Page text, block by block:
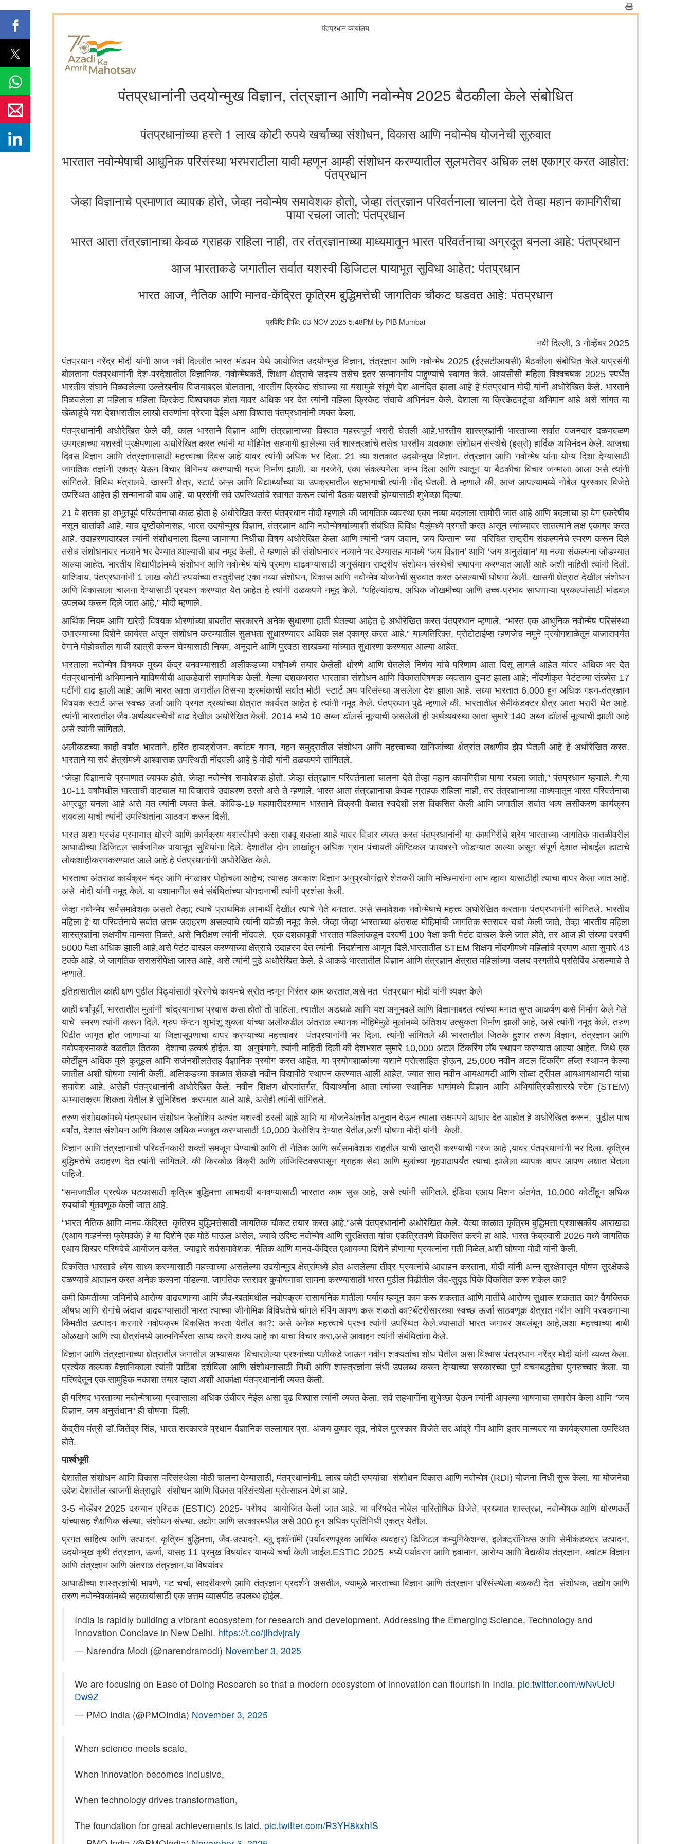
पंतप्रधान कार्यालय
पंतप्रधानांनी उदयोन्मुख विज्ञान, तंत्रज्ञान आणि नवोन्मेष 2025 बैठकीला केले संबोधित
पंतप्रधानांच्या हस्ते 1 लाख कोटी रुपये खर्चाच्या संशोधन, विकास आणि नवोन्मेष योजनेची सुरुवात
भारतात नवोन्मेषाची आधुनिक परिसंस्था भरभराटीला यावी म्हणून आम्ही संशोधन करण्यातील सुलभतेवर अधिक लक्ष एकाग्र करत आहोत:
पंतप्रधान
जेव्हा विज्ञानाचे प्रमाणात व्यापक होते, जेव्हा नवोन्मेष समावेशक होतो, जेव्हा तंत्रज्ञान परिवर्तनाला चालना देते तेव्हा महान कामगिरीचा
पाया रचला जातो: पंतप्रधान
भारत आता तंत्रज्ञानाचा केवळ ग्राहक राहिला नाही, तर तंत्रज्ञानाच्या माध्यमातून भारत परिवर्तनाचा अग्रदूत बनला आहे: पंतप्रधान
आज भारताकडे जगातील सर्वात यशस्वी डिजिटल पायाभूत सुविधा आहेत: पंतप्रधान
भारत आज, नैतिक आणि मानव-केंद्रित कृत्रिम बुद्धिमत्तेची जागतिक चौकट घडवत आहे: पंतप्रधान
प्रविष्टि तिथि: 03 NOV 2025 5:48PM by PIB Mumbai
नवी दिल्ली, 3 नोव्हेंबर 2025
पंतप्रधान नरेंद्र मोदी यांनी आज नवी दिल्लीत भारत मंडपम येथे आयोजित उदयोन्मुख विज्ञान, तंत्रज्ञान आणि नवोन्मेष 2025 (ईएसटीआयसी) बैठकीला संबोधित केले.याप्रसंगी
बोलताना पंतप्रधानांनी देश-परदेशातील विज्ञानिक, नवोन्मेषकर्ते, शिक्षण क्षेत्राचे सदस्य तसेच इतर सन्माननीय पाहुण्यांचे स्वागत केले. आयसीसी महिला विश्वचषक 2025 स्पर्धेत
भारतीय संघाने मिळवलेल्या उल्लेखनीय विजयाबद्दल बोलताना, भारतीय क्रिकेट संघाच्या या यशामुळे संपूर्ण देश आनंदित झाला आहे हे पंतप्रधान मोदी यांनी अधोरेखित केले. भारताने
मिळवलेला हा पहिलाच महिला क्रिकेट विश्वचषक होता यावर अधिक भर देत त्यांनी महिला क्रिकेट संघाचे अभिनंदन केले. देशाला या क्रिकेटपटूंचा अभिमान आहे असे सांगत या
खेळाडूंचे यश देशभरातील लाखो तरुणांना प्रेरणा देईल असा विश्वास पंतप्रधानांनी व्यक्त केला.
पंतप्रधानांनी अधोरेखित केले की, काल भारताने विज्ञान आणि तंत्रज्ञानाच्या विश्वात महत्त्वपूर्ण भरारी घेतली आहे.भारतीय शास्त्रज्ञांनी भारताच्या सर्वात वजनदार दळणवळण
उपग्रहाच्या यशस्वी प्रक्षेपणाला अधोरेखित करत त्यांनी या मोहिमेत सहभागी झालेल्या सर्व शास्त्रज्ञांचे तसेच भारतीय अवकाश संशोधन संस्थेचे (इस्रो) हार्दिक अभिनंदन केले. आजचा
दिवस विज्ञान आणि तंत्रज्ञानासाठी महत्त्वाचा दिवस आहे यावर त्यांनी अधिक भर दिला. 21 व्या शतकात उदयोन्मुख विज्ञान, तंत्रज्ञान आणि नवोन्मेष यांना योग्य दिशा देण्यासाठी
जागतिक तज्ञांनी एकत्र येऊन विचार विनिमय करण्याची गरज निर्माण झाली. या गरजेने, एका संकल्पनेला जन्म दिला आणि त्यातून या बैठकीचा विचार जन्माला आला असे त्यांनी
सांगितले. विविध मंत्रालये, खासगी क्षेत्र, स्टार्ट अप्स आणि विद्यार्थ्यांच्या या उपक्रमातील सहभागाची त्यांनी नोंद घेतली. ते म्हणाले की, आज आपल्यामध्ये नोबेल पुरस्कार विजेते
उपस्थित आहेत ही सन्मानाची बाब आहे. या प्रसंगी सर्व उपस्थितांचे स्वागत करून त्यांनी बैठक यशस्वी होण्यासाठी शुभेच्छा दिल्या.
21 वे शतक हा अभूतपूर्व परिवर्तनाचा काळ होता हे अधोरेखित करत पंतप्रधान मोदी म्हणाले की जागतिक व्यवस्था एका नव्या बदलाला सामोरी जात आहे आणि बदलाचा हा वेग एकरेषीय
नसून घातांकी आहे. याच दृष्टीकोनासह, भारत उदयोन्मुख विज्ञान, तंत्रज्ञान आणि नवोन्मेषयांच्याशी संबंधित विविध पैलूंमध्ये प्रगती करत असून त्यांच्यावर सातत्याने लक्ष एकाग्र करत
आहे. उदाहरणादाखल त्यांनी संशोधनाला दिल्या जाणाऱ्या निधीचा विषय अधोरेखित केला आणि त्यांनी ‘जय जवान, जय किसान’ च्या परिचित राष्ट्रीय संकल्पनेचे स्मरण करून दिले
तसेच संशोधनावर नव्याने भर देण्यात आल्याची बाब नमूद केली. ते म्हणाले की संशोधनावर नव्याने भर देण्यासह यामध्ये ‘जय विज्ञान’ आणि ‘जय अनुसंधान’ या नव्या संकल्पना जोडण्यात
आल्या आहेत. भारतीय विद्यापीठांमध्ये संशोधन आणि नवोन्मेष यांचे प्रमाण वाढवण्यासाठी अनुसंधान राष्ट्रीय संशोधन संस्थेची स्थापना करण्यात आली आहे अशी माहिती त्यांनी दिली.
याशिवाय, पंतप्रधानांनी 1 लाख कोटी रुपयांच्या तरतुदीसह एका नव्या संशोधन, विकास आणि नवोन्मेष योजनेची सुरुवात करत असल्याची घोषणा केली. खासगी क्षेत्रात देखील संशोधन
आणि विकासाला चालना देण्यासाठी प्रयत्न करण्यात येत आहेत हे त्यांनी ठळकपणे नमूद केले. “पहिल्यांदाच, अधिक जोखमीच्या आणि उच्च-प्रभाव साधणाऱ्या प्रकल्पांसाठी भांडवल
उपलब्ध करून दिले जात आहे,” मोदी म्हणाले.
आर्थिक नियम आणि खरेदी विषयक धोरणांच्या बाबतीत सरकारने अनेक सुधारणा हाती घेतल्या आहेत हे अधोरेखित करत पंतप्रधान म्हणाले, “भारत एक आधुनिक नवोन्मेष परिसंस्था
उभारण्याच्या दिशेने कार्यरत असून संशोधन करण्यातील सुलभता सुधारण्यावर अधिक लक्ष एकाग्र करत आहे.” याव्यतिरिक्त, प्रोटोटाईप्स म्हणजेच नमुने प्रयोगशाळेतून बाजारापर्यंत
वेगाने पोहोचतील याची खात्री करून घेण्यासाठी नियम, अनुदाने आणि पुरवठा साखळ्या यांच्यात सुधारणा करण्यात आल्या आहेत.
भारताला नवोन्मेष विषयक मुख्य केंद्र बनवण्यासाठी अलीकडच्या वर्षांमध्ये तयार केलेली धोरणे आणि घेतलेले निर्णय यांचे परिणाम आता दिसू लागले आहेत यांवर अधिक भर देत
पंतप्रधानांनी अभिमानाने याविषयीची आकडेवारी सामायिक केली. गेल्या दशकभरात भारताचा संशोधन आणि विकासविषयक व्यवसाय दुप्पट झाला आहे; नोंदणीकृत पेटंटच्या संख्येत 17
पटींनी वाढ झाली आहे; आणि भारत आता जगातील तिसऱ्या क्रमांकाची सर्वात मोठी स्टार्ट अप परिसंस्था असलेला देश झाला आहे. सध्या भारतात 6,000 हून अधिक गहन-तंत्रज्ञान
विषयक स्टार्ट अप्स स्वच्छ उर्जा आणि प्रगत द्रव्यांच्या क्षेत्रात कार्यरत आहेत हे त्यांनी नमूद केले. पंतप्रधान पुढे म्हणाले की, भारतातील सेमीकंडक्टर क्षेत्र आता भरारी घेत आहे.
त्यांनी भारतातील जैव-अर्थव्यवस्थेची वाढ देखील अधोरेखित केली. 2014 मध्ये 10 अब्ज डॉलर्स मूल्याची असलेली ही अर्थव्यवस्था आता सुमारे 140 अब्ज डॉलर्स मूल्याची झाली आहे
असे त्यांनी सांगितले.
अलीकडच्या काही वर्षांत भारताने, हरित हायड्रोजन, क्वांटम गणन, गहन समुद्रातील संशोधन आणि महत्त्वाच्या खनिजांच्या क्षेत्रांत लक्षणीय झेप घेतली आहे हे अधोरेखित करत,
भारताने या सर्व क्षेत्रांमध्ये आश्वासक उपस्थिती नोंदवली आहे हे मोदी यांनी ठळकपणे सांगितले.
“जेव्हा विज्ञानाचे प्रमाणात व्यापक होते, जेव्हा नवोन्मेष समावेशक होतो, जेव्हा तंत्रज्ञान परिवर्तनाला चालना देते तेव्हा महान कामगिरीचा पाया रचला जातो,” पंतप्रधान म्हणाले. गे;या
10-11 वर्षांमधील भारताची वाटचाल या विचाराचे उदाहरण ठरतो असे ते म्हणाले. भारत आता तंत्रज्ञानाचा केवळ ग्राहक राहिला नाही, तर तंत्रज्ञानाच्या माध्यमातून भारत परिवर्तनाचा
अग्रदूत बनला आहे असे मत त्यांनी व्यक्त केले. कोविड-19 महामारीदरम्यान भारताने विक्रमी वेळात स्वदेशी लस विकसित केली आणि जगातील सर्वात भव्य लसीकरण कार्यक्रम
राबवला याची त्यांनी उपस्थितांना आठवण करून दिली.
भारत अशा प्रचंड प्रमाणात धोरणे आणि कार्यक्रम यशस्वीपणे कसा राबवू शकला आहे यावर विचार व्यक्त करत पंतप्रधानांनी या कामगिरीचे श्रेय भारताच्या जागतिक पातळीवरील
आघाडीच्या डिजिटल सार्वजनिक पायाभूत सुविधांना दिले. देशातील दोन लाखांहून अधिक ग्राम पंचायती ऑप्टिकल फायबरने जोडण्यात आल्या असून संपूर्ण देशात मोबाईल डाटाचे
लोकशाहीकरणकरण्यात आले आहे हे पंतप्रधानांनी अधोरेखित केले.
भारताचा अंतराळ कार्यक्रम चंद्र आणि मंगळावर पोहोचला आहेच; त्यासह अवकाश विज्ञान अनुप्रयोगांद्वारे शेतकरी आणि मच्छिमारांना लाभ व्हावा यासाठीही त्याचा वापर केला जात आहे,
असे मोदी यांनी नमूद केले. या यशामागील सर्व संबंधितांच्या योगदानाची त्यांनी प्रशंसा केली.
जेव्हा नवोन्मेष सर्वसमावेशक असतो तेव्हा; त्याचे प्राथमिक लाभार्थी देखील त्याचे नेते बनतात, असे समावेशक नवोन्मेषाचे महत्त्व अधोरेखित करताना पंतप्रधानांनी सांगितले. भारतीय
महिला हे या परिवर्तनाचे सर्वात उत्तम उदाहरण असल्याचे त्यांनी यावेळी नमूद केले. जेव्हा जेव्हा भारताच्या अंतराळ मोहिमांची जागतिक स्तरावर चर्चा केली जाते, तेव्हा भारतीय महिला
शास्त्रज्ञांना लक्षणीय मान्यता मिळते, असे निरीक्षण त्यांनी नोंदवले. एक दशकापूर्वी भारतात महिलांकडून दरवर्षी 100 पेक्षा कमी पेटंट दाखल केले जात होते, तर आज ही संख्या दरवर्षी
5000 पेक्षा अधिक झाली आहे,असे पेटंट दाखल करण्याच्या क्षेत्राचे उदाहरण देत त्यांनी निदर्शनास आणून दिले.भारतातील STEM शिक्षण नोंदणीमध्ये महिलांचे प्रमाण आता सुमारे 43
टक्के आहे, जे जागतिक सरासरीपेक्षा जास्त आहे, असे त्यांनी पुढे अधोरेखित केले. हे आकडे भारतातील विज्ञान आणि तंत्रज्ञान क्षेत्रात महिलांच्या जलद प्रगतीचे प्रतिबिंब असल्याचे ते
म्हणाले.
इतिहासातील काही क्षण पुढील पिढ्यांसाठी प्रेरणेचे कायमचे स्रोत म्हणून निरंतर काम करतात,असे मत पंतप्रधान मोदी यांनी व्यक्त केले
काही वर्षांपूर्वी, भारतातील मुलांनी चांद्रयानाचा प्रवास कसा होतो तो पाहिला, त्यातील अडथळे आणि यश अनुभवले आणि विज्ञानाबद्दल त्यांच्या मनात सुप्त आकर्षण कसे निर्माण केले गेले
याचे स्मरण त्यांनी करून दिले. ग्रुप कॅप्टन शुभांशू शुक्ला यांच्या अलीकडील अंतराळ स्थानक मोहिमेमुळे मुलांमध्ये अतिशय उत्सुकता निर्माण झाली आहे, असे त्यांनी नमूद केले. तरुण
पिढीत जागृत होत जाणाऱ्या या जिज्ञासूपणाचा वापर करण्याच्या महत्त्वावर पंतप्रधानांनी भर दिला. त्यांनी सांगितले की भारतातील जितके हुशार तरुण विज्ञान, तंत्रज्ञान आणि
नवोपक्रमाकडे वळतील तितका देशाचा उत्कर्ष होईल. या अनुषंगाने, त्यांनी माहिती दिली की देशभरात सुमारे 10,000 अटल टिंकरिंग लॅब स्थापन करण्यात आल्या आहेत, जिथे एक
कोटींहून अधिक मुले कुतूहल आणि सर्जनशीलतेसह वैज्ञानिक प्रयोग करत आहेत. या प्रयोगशाळांच्या यशाने प्रोत्साहित होऊन, 25,000 नवीन अटल टिंकरिंग लॅब्स स्थापन केल्या
जातील अशी घोषणा त्यांनी केली. अलिकडच्या काळात शेकडो नवीन विद्यापीठे स्थापन करण्यात आली आहेत, ज्यात सात नवीन आयआयटी आणि सोळा ट्रीपल आयआयआयटी यांचा
समावेश आहे, असेही पंतप्रधानांनी अधोरेखित केले. नवीन शिक्षण धोरणांतर्गत, विद्यार्थ्यांना आता त्यांच्या स्थानिक भाषांमध्ये विज्ञान आणि अभियांत्रिकीसारखे स्टेम (STEM)
अभ्यासक्रम शिकता येतील हे सुनिश्चित करण्यात आले आहे, असेही त्यांनी सांगितले.
तरुण संशोधकांमध्ये पंतप्रधान संशोधन फेलोशिप अत्यंत यशस्वी ठरली आहे आणि या योजनेअंतर्गत अनुदान देऊन त्याला सक्षमपणे आधार देत आहोत हे अधोरेखित करून, पुढील पाच
वर्षांत, देशात संशोधन आणि विकास अधिक मजबूत करण्यासाठी 10,000 फेलोशिप देण्यात येतील,अशी घोषणा मोदी यांनी केली.
विज्ञान आणि तंत्रज्ञानाची परिवर्तनकारी शक्ती समजून घेण्याची आणि ती नैतिक आणि सर्वसमावेशक राहतील याची खात्री करण्याची गरज आहे ,यावर पंतप्रधानांनी भर दिला. कृत्रिम
बुद्धिमत्तेचे उदाहरण देत त्यांनी सांगितले, की किरकोळ विक्री आणि लॉजिस्टिक्सपासून ग्राहक सेवा आणि मुलांच्या गृहपाठापर्यंत त्याचा झालेला व्यापक वापर आपण लक्षात घेतला
पाहिजे.
“समाजातील प्रत्येक घटकासाठी कृत्रिम बुद्धिमत्ता लाभदायी बनवण्यासाठी भारतात काम सुरू आहे, असे त्यांनी सांगितले. इंडिया एआय मिशन अंतर्गत, 10,000 कोटींहून अधिक
रुपयांची गुंतवणूक केली जात आहे.
“भारत नैतिक आणि मानव-केंद्रित कृत्रिम बुद्धिमत्तेसाठी जागतिक चौकट तयार करत आहे,”असे पंतप्रधानांनी अधोरेखित केले. येत्या काळात कृत्रिम बुद्धिमत्ता प्रशासकीय आराखडा
(एआय गव्हर्नन्स फ्रेमवर्क) हे या दिशेने एक मोठे पाऊल असेल, ज्याचे उद्दिष्ट नवोन्मेष आणि सुरक्षितता यांचा एकत्रितपणे विकसित करणे हा आहे. भारत फेब्रुवारी 2026 मध्ये जागतिक
एआय शिखर परिषदेचे आयोजन करेल, ज्याद्वारे सर्वसमावेशक, नैतिक आणि मानव-केंद्रित एआयच्या दिशेने होणाऱ्या प्रयत्नांना गती मिळेल,अशी घोषणा मोदी यांनी केली.
विकसित भारताचे ध्येय साध्य करण्यासाठी महत्त्वाच्या असलेल्या उदयोन्मुख क्षेत्रांमध्ये होत असलेल्या तीव्र प्रयत्नांचे आवाहन करताना, मोदी यांनी अन्न सुरक्षेपासून पोषण सुरक्षेकडे
वळण्याचे आवाहन करत अनेक कल्पना मांडल्या. जागतिक स्तरावर कुपोषणाचा सामना करण्यासाठी भारत पुढील पिढीतील जैव-सुदृढ पिके विकसित करू शकेल का?
कमी किमतीच्या जमिनीचे आरोग्य वाढवणाऱ्या आणि जैव-खतांमधील नवोपक्रम रासायनिक मातीला पर्याय म्हणून काम करू शकतात आणि मातीचे आरोग्य सुधारू शकतात का? वैयक्तिक
औषध आणि रोगांचे अंदाज वाढवण्यासाठी भारत त्याच्या जीनोमिक विविधतेचे चांगले मॅपिंग आपण करू शकतो का?बॅटरीसारख्या स्वच्छ ऊर्जा साठवणूक‌ क्षेत्रात नवीन आणि परवडणाऱ्या
किंमतीत उत्पादन करणारे नवोपक्रम विकसित करता येतील का?: असे अनेक महत्त्वाचे प्रश्न त्यांनी उपस्थित केले‌.ज्यासाठी भारत जगावर अवलंबून आहे,अशा महत्त्वाच्या बाबी
ओळखणे आणि त्या क्षेत्रांमध्ये आत्मनिर्भरता साध्य करणे शक्य आहे का याचा विचार करा,असे आवाहन त्यांनी संबंधितांना केले.
विज्ञान आणि तंत्रज्ञानाच्या क्षेत्रातील जगातील अभ्यासक विचारलेल्या प्रश्नांच्या पलीकडे जाऊन नवीन शक्यतांचा शोध घेतील असा विश्वास पंतप्रधान नरेंद्र मोदी यांनी व्यक्त केला.
प्रत्येक कल्पक वैज्ञानिकाला त्यांनी पाठिंबा दर्शविला आणि संशोधनासाठी निधी आणि शास्त्रज्ञांना संधी उपलब्ध करून देण्याच्या सरकारच्या पूर्ण वचनबद्धतेचा पुनरुच्चार केला. या
परिषदेतून एक सामुहिक नकाशा तयार व्हावा अशी आकांक्षा पंतप्रधानांनी व्यक्त केली.
ही परिषद भारताच्या नवोन्मेषाच्या प्रवासाला अधिक उंचीवर नेईल असा दृढ विश्वास त्यांनी व्यक्त केला. सर्व सहभागींना शुभेच्छा देऊन त्यांनी आपल्या भाषणाचा समारोप केला आणि "जय
विज्ञान, जय अनुसंधान" ही घोषणा दिली.
केंद्रीय मंत्री डॉ.जितेंद्र सिंह, भारत सरकारचे प्रधान वैज्ञानिक सल्लागार प्रा. अजय कुमार सूद, नोबेल पुरस्कार विजेते सर आंद्रे गीम आणि इतर मान्यवर या कार्यक्रमाला उपस्थित
होते.
पार्श्वभूमी
देशातील संशोधन आणि विकास परिसंस्थेला मोठी चालना देण्यासाठी, पंतप्रधानांनी1 लाख कोटी रुपयांचा संशोधन विकास आणि नवोन्मेष (RDI) योजना निधी सुरू केला. या योजनेचा
उद्देश देशातील खाजगी क्षेत्राद्वारे संशोधन आणि विकास परिसंस्थेला प्रोत्साहन देणे हा आहे.
3-5 नोव्हेंबर 2025 दरम्यान एस्टिक (ESTIC) 2025- परीषद आयोजित केली जात आहे. या परिषदेत नोबेल पारितोषिक विजेते, प्रख्यात शास्त्रज्ञ, नवोन्मेषक आणि धोरणकर्ते
यांच्यासह शैक्षणिक संस्था, संशोधन संस्था, उद्योग आणि सरकारमधील असे 300 हून अधिक प्रतिनिधी एकत्र येतील.
प्रगत साहित्य आणि उत्पादन, कृत्रिम बुद्धिमत्ता, जैव-उत्पादने, ब्लू इकॉनॉमी (पर्यावरणपूरक आर्थिक व्यवहार) डिजिटल कम्युनिकेशन्स, इलेक्ट्रॉनिक्स आणि सेमीकंडक्टर उत्पादन,
उदयोन्मुख कृषी तंत्रज्ञान, ऊर्जा, यासह 11 प्रमुख विषयांवर यामध्ये चर्चा केली जाईल.ESTIC 2025 मध्ये पर्यावरण आणि हवामान, आरोग्य आणि वैद्यकीय तंत्रज्ञान, क्वांटम विज्ञान
आणि तंत्रज्ञान आणि अंतराळ तंत्रज्ञान,या विषयांवर
आघाडीच्या शास्त्रज्ञांची भाषणे, गट चर्चा, सादरीकरणे आणि तंत्रज्ञान प्रदर्शने असतील, ज्यामुळे भारताच्या विज्ञान आणि तंत्रज्ञान परिसंस्थेला बळकटी देत संशोधक, उद्योग आणि
तरुण नवोन्मेषकांमध्ये सहकार्यासाठी एक उत्तम व्यासपीठ उपलब्ध होईल.
India is rapidly building a vibrant ecosystem for research and development. Addressing the Emerging Science, Technology and
Innovation Conclave in New Delhi. https://t.co/jIhdvjraIy
— Narendra Modi (@narendramodi) November 3, 2025
We are focusing on Ease of Doing Research so that a modern ecosystem of innovation can flourish in India. pic.twitter.com/wNvUcU
Dw9Z
— PMO India (@PMOIndia) November 3, 2025
When science meets scale,
When innovation becomes inclusive,
When technology drives transformation,
The foundation for great achievements is laid. pic.twitter.com/R3YH8kxhIS